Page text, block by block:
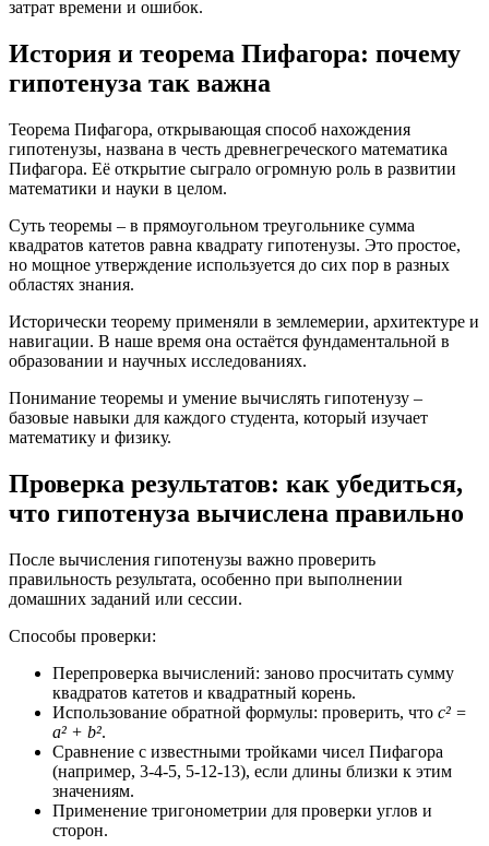
затрат времени и ошибок.
История и теорема Пифагора: почему
гипотенуза так важна
Теорема Пифагора, открывающая способ нахождения
гипотенузы, названа в честь древнегреческого математика
Пифагора. Её открытие сыграло огромную роль в развитии
математики и науки в целом.
Суть теоремы – в прямоугольном треугольнике сумма
квадратов катетов равна квадрату гипотенузы. Это простое,
но мощное утверждение используется до сих пор в разных
областях знания.
Исторически теорему применяли в землемерии, архитектуре и
навигации. В наше время она остаётся фундаментальной в
образовании и научных исследованиях.
Понимание теоремы и умение вычислять гипотенузу –
базовые навыки для каждого студента, который изучает
математику и физику.
Проверка результатов: как убедиться,
что гипотенуза вычислена правильно
После вычисления гипотенузы важно проверить
правильность результата, особенно при выполнении
домашних заданий или сессии.
Способы проверки:
Перепроверка вычислений: заново просчитать сумму
квадратов катетов и квадратный корень.
Использование обратной формулы: проверить, что c² =
a² + b².
Сравнение с известными тройками чисел Пифагора
(например, 3-4-5, 5-12-13), если длины близки к этим
значениям.
Применение тригонометрии для проверки углов и
сторон.